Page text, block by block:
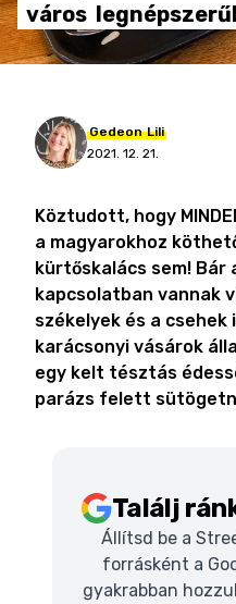
város
Gedeon Lili
2021. 12. 21.
Köztudott, hogy
a magyarokhoz
kürtőskalács sem! Bár
kapcsolatban vannak
székelyek és a
karácsonyi vásárok
egy kelt tésztás
parázs felett
Találj
Állítsd be a
forrásként a
gyakrabban